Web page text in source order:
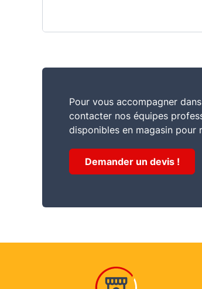
Pour vous accompagner
contacter nos équipes
disponibles en magasin pour
Demander un devis !